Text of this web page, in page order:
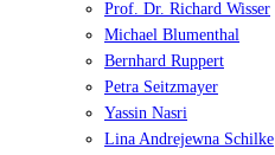
Prof. Dr. Richard Wisser
Michael Blumenthal
Bernhard Ruppert
Petra Seitzmayer
Yassin Nasri
Lina Andrejewna Schilke